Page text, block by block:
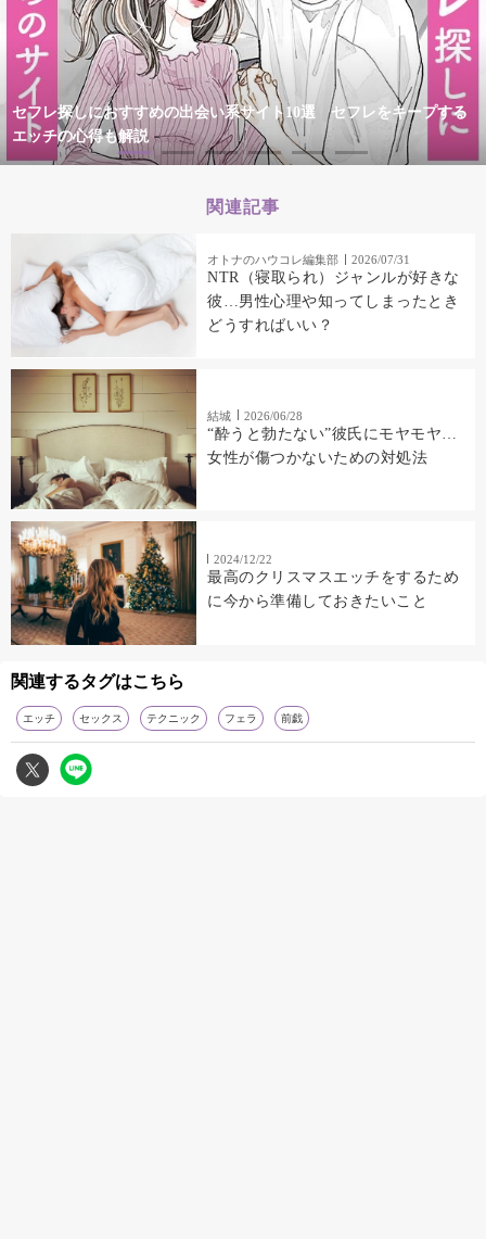
セフレ探しにおすすめの出会い系サイト10選 セフレをキープする
エッチの心得も解説
関連記事
オトナのハウコレ編集部 2026/07/31
NTR（寝取られ）ジャンルが好きな
彼…男性心理や知ってしまったとき
どうすればいい？
結城 2026/06/28
“酔うと勃たない”彼氏にモヤモヤ…
女性が傷つかないための対処法
2024/12/22
最高のクリスマスエッチをするため
に今から準備しておきたいこと
関連するタグはこちら
エッチ セックス テクニック フェラ 前戯